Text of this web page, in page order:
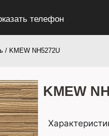
телефон
/ KMEW NH5272U
KMEW